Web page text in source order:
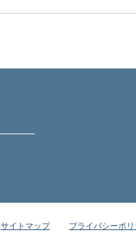
サイトマップ プライバシーポ